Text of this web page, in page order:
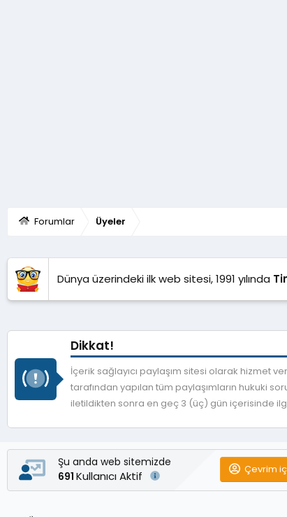
Forumlar Üyeler
Dünya üzerindeki ilk web sitesi, 1991 yılında
Dikkat!
İçerik sağlayıcı paylaşım sitesi olarak hizmet
tarafından yapılan tüm paylaşımların hukuki
iletildikten sonra en geç 3 (üç) gün içerisinde
Şu anda web sitemizde
691 Kullanıcı Aktif Çevrim